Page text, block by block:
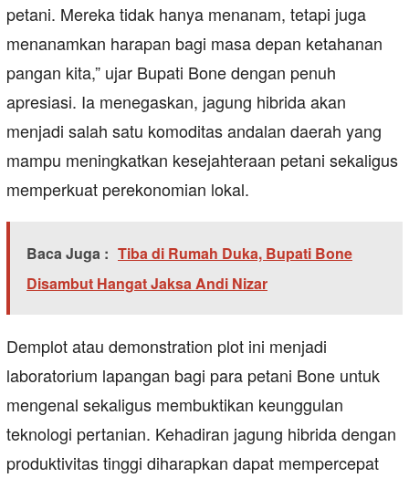
petani. Mereka tidak hanya menanam, tetapi juga
menanamkan harapan bagi masa depan ketahanan
pangan kita,” ujar Bupati Bone dengan penuh
apresiasi. Ia menegaskan, jagung hibrida akan
menjadi salah satu komoditas andalan daerah yang
mampu meningkatkan kesejahteraan petani sekaligus
memperkuat perekonomian lokal.
Baca Juga : Tiba di Rumah Duka, Bupati Bone
Disambut Hangat Jaksa Andi Nizar
Demplot atau demonstration plot ini menjadi
laboratorium lapangan bagi para petani Bone untuk
mengenal sekaligus membuktikan keunggulan
teknologi pertanian. Kehadiran jagung hibrida dengan
produktivitas tinggi diharapkan dapat mempercepat